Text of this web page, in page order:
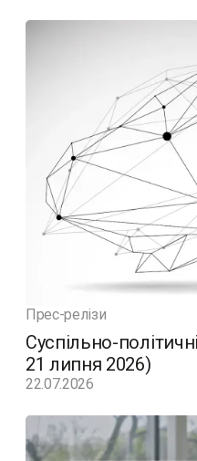
Прес-релізи
Суспільно-
21 липня 2026)
22.07.2026